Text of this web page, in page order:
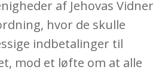
af Jehovas Vidner
hvor de skulle
indbetalinger til
mod et løfte om at alle